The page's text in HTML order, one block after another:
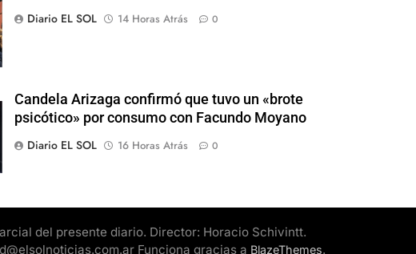
Diario EL SOL
14 Horas Atrás 0
Candela Arizaga confirmó que tuvo un «brote
psicótico» por consumo con Facundo Moyano
Diario EL SOL
16 Horas Atrás 0
del presente diario. Director: Horacio Schivintt.
Funciona gracias a BlazeThemes.